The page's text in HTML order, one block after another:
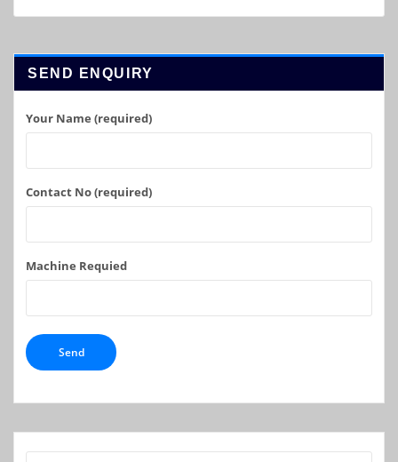
SEND ENQUIRY
Your Name (required)
Contact No (required)
Machine Requied